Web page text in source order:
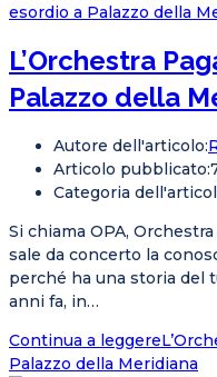
L’Orchestra
Palazzo della
Autore dell'articolo:
Articolo pubblicato:
Categoria
Si chiama OPA,
sale da concerto la
perché ha una storia del
anni fa, in…
Continua a leggere
Palazzo della Meridiana